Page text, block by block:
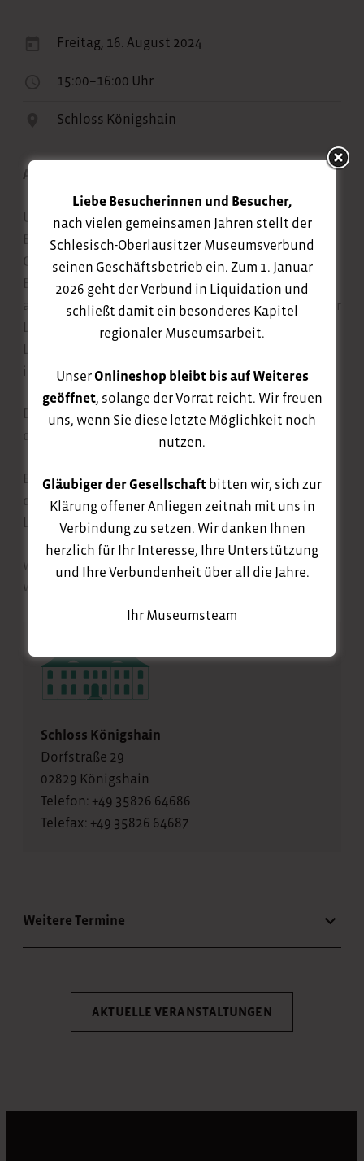
Freitag, 16. August 2024
15:00–16:00 Uhr
Schloss Königshain
Ausstellungsrundgang mit Ulrike Thiele
Ulrike Thiele thematisiert in ihren Werken die
Beziehung zwischen Mensch und Raum. Ihre
Collagen, Zeichnungen und Installationen nehmen
Bezug auf Geschichte und Architektur und weisen
auf physische und psychische Dimensionen unserer
Lebensräume hin. In der Präsentation „HOLD THE
LINE“ rückt dabei das facettenreiche Thema „Linie“
in den Mittelpunkt.
Die Stipendiatin erläutert bei einem Rundgang
durch die Ausstellung ihre Arbeiten.
Eine Kooperation mit dem Neckar-Odenwald-Kreis,
dem Landkreis Görlitz und dem Via Regia
Landesverband Sachsen e.V.
www.ulrikethiele.org
www.kunstkulturstiftung-oberlausitz.de
Schloss Königshain
Dorfstraße 29
02829 Königshain
Telefon: +49 35826 64686
Telefax: +49 35826 64687
Weitere Termine
AKTUELLE VERANSTALTUNGEN
Liebe Besucherinnen und Besucher,
nach vielen gemeinsamen Jahren stellt der
Schlesisch-Oberlausitzer Museumsverbund
seinen Geschäftsbetrieb ein. Zum 1. Januar
2026 geht der Verbund in Liquidation und
schließt damit ein besonderes Kapitel
regionaler Museumsarbeit.
UnserOnlineshop bleibt bis auf Weiteres
geöffnet, solange der Vorrat reicht. Wir freuen
uns, wenn Sie diese letzte Möglichkeit noch
nutzen.
Gläubiger der Gesellschaft bitten wir, sich zur
Klärung offener Anliegen zeitnah mit uns in
Verbindung zu setzen. Wir danken Ihnen
herzlich für Ihr Interesse, Ihre Unterstützung
und Ihre Verbundenheit über all die Jahre.
Ihr Museumsteam